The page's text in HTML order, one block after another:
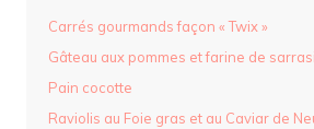
Carrés gourmands façon « Twix »
Gâteau aux pommes et farine de
Pain cocotte
Raviolis au Foie gras et au Caviar de